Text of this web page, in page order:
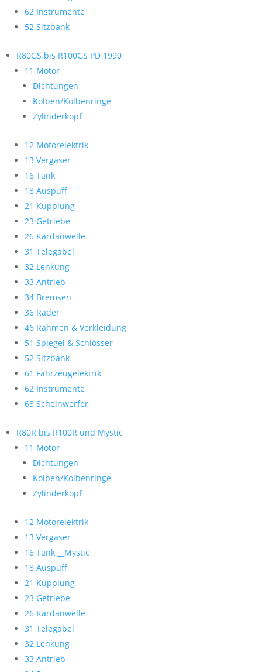
62 Instrumente
52 Sitzbank
R80GS bis R100GS PD 1990
11 Motor
Dichtungen
Kolben/Kolbenringe
Zylinderkopf
12 Motorelektrik
13 Vergaser
16 Tank
18 Auspuff
21 Kupplung
23 Getriebe
26 Kardanwelle
31 Telegabel
32 Lenkung
33 Antrieb
34 Bremsen
36 Räder
46 Rahmen & Verkleidung
51 Spiegel & Schlösser
52 Sitzbank
61 Fahrzeugelektrik
62 Instrumente
63 Scheinwerfer
R80R bis R100R und Mystic
11 Motor
Dichtungen
Kolben/Kolbenringe
Zylinderkopf
12 Motorelektrik
13 Vergaser
16 Tank __Mystic
18 Auspuff
21 Kupplung
23 Getriebe
26 Kardanwelle
31 Telegabel
32 Lenkung
33 Antrieb